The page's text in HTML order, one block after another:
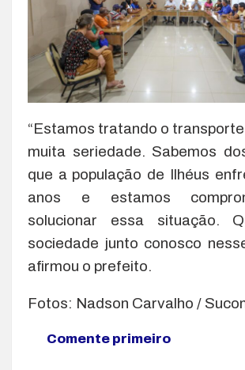
“Estamos tratando o
muita seriedade. Sabemos
que a população de Ilhéus
anos e estamos
solucionar essa situação.
sociedade junto conosco
afirmou o prefeito.
Fotos: Nadson Carvalho /
Comente primeiro